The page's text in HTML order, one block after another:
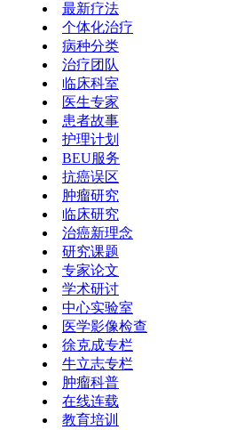
最新疗法
个体化治疗
病种分类
治疗团队
临床科室
医生专家
患者故事
护理计划
BEU服务
抗癌误区
肿瘤研究
临床研究
治癌新理念
研究课题
专家论文
学术研讨
中心实验室
医学影像检查
徐克成专栏
牛立志专栏
肿瘤科普
在线连载
教育培训